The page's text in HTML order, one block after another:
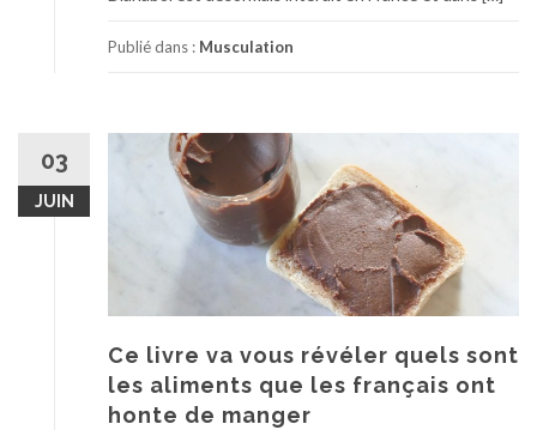
Publié dans : Musculation
03
JUIN
Ce livre va vous révéler quels sont
les aliments que les français ont
honte de manger